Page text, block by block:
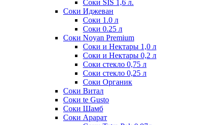
Соки SIS 1,6 л.
Соки Иджеван
Соки 1.0 л
Соки 0.25 л
Соки Noyan Premium
Соки и Нектары 1,0 л
Соки и Нектары 0,2 л
Соки стекло 0,75 л
Соки стекло 0,25 л
Соки Органик
Соки Витал
Соки te Gusto
Соки Шамб
Соки Арарат